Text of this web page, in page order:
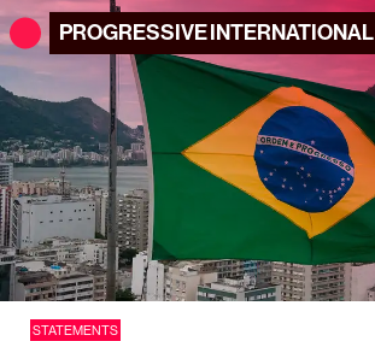
PROGRESSIVEINTERNATIONAL
STATEMENTS